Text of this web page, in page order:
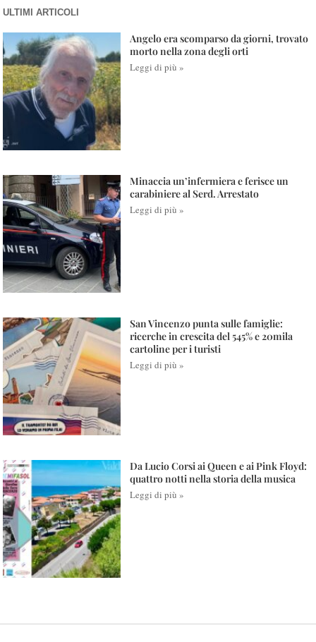
ULTIMI ARTICOLI
Angelo era scomparso da giorni, trovato
morto nella zona degli orti
Leggi di più »
Minaccia un’infermiera e ferisce un
carabiniere al Serd. Arrestato
Leggi di più »
San Vincenzo punta sulle famiglie:
ricerche in crescita del 545% e 20mila
cartoline per i turisti
Leggi di più »
Da Lucio Corsi ai Queen e ai Pink Floyd:
quattro notti nella storia della musica
Leggi di più »